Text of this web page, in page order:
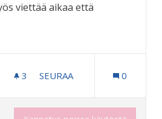
viettää aikaa että
mukaan: Yhteisöllisyys
3 3 SEURAAJAA
SEURAA 0